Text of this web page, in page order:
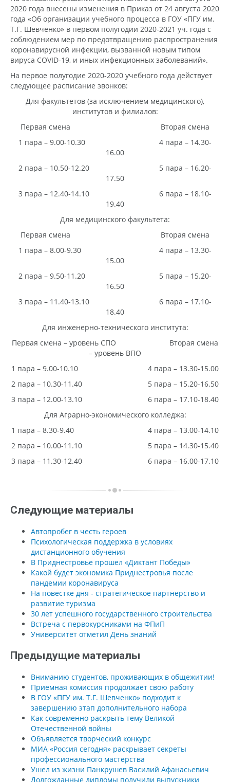
2020 года внесены изменения в Приказ от 24 августа 2020
года «Об организации учебного процесса в ГОУ «ПГУ им.
Т.Г. Шевченко» в первом полугодии 2020-2021 уч. года с
соблюдением мер по предотвращению распространения
коронавирусной инфекции, вызванной новым типом
вируса COVID-19, и иных инфекционных заболеваний».
На первое полугодие 2020-2020 учебного года действует
следующее расписание звонков:
Для факультетов (за исключением медицинского),
институтов и филиалов:
Первая смена Вторая смена
1 пара – 9.00-10.30 4 пара – 14.30-
16.00
2 пара – 10.50-12.20 5 пара – 16.20-
17.50
3 пара – 12.40-14.10 6 пара – 18.10-
19.40
Для медицинского факультета:
Первая смена Вторая смена
1 пара – 8.00-9.30 4 пара – 13.30-
15.00
2 пара – 9.50-11.20 5 пара – 15.20-
16.50
3 пара – 11.40-13.10 6 пара – 17.10-
18.40
Для инженерно-технического института:
Первая смена – уровень СПО Вторая смена
– уровень ВПО
1 пара – 9.00-10.10 4 пара – 13.30-15.00
2 пара – 10.30-11.40 5 пара – 15.20-16.50
3 пара – 12.00-13.10 6 пара – 17.10-18.40
Для Аграрно-экономического колледжа:
1 пара – 8.30-9.40 4 пара – 13.00-14.10
2 пара – 10.00-11.10 5 пара – 14.30-15.40
3 пара – 11.30-12.40 6 пара – 16.00-17.10
Следующие материалы
Автопробег в честь героев
Психологическая поддержка в условиях
дистанционного обучения
В Приднестровье прошел «Диктант Победы»
Какой будет экономика Приднестровья после
пандемии коронавируса
На повестке дня - стратегическое партнерство и
развитие туризма
30 лет успешного государственного строительства
Встреча с первокурсниками на ФПиП
Университет отметил День знаний
Предыдущие материалы
Вниманию студентов, проживающих в общежитии!
Приемная комиссия продолжает свою работу
В ГОУ «ПГУ им. Т.Г. Шевченко» подходит к
завершению этап дополнительного набора
Как современно раскрыть тему Великой
Отечественной войны
Объявляется творческий конкурс
МИА «Россия сегодня» раскрывает секреты
профессионального мастерства
Ушел из жизни Панкрушев Василий Афанасьевич
Долгожданные дипломы получили выпускники